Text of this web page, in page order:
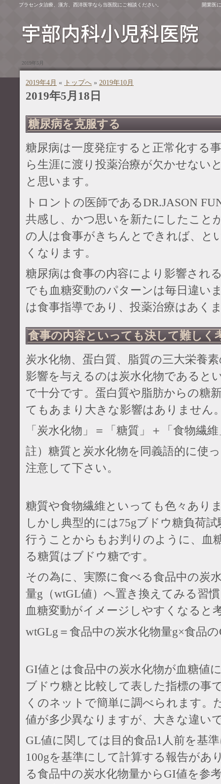
2019年5月
開業医
プラセンタ治療、漢方、西洋医学なら当医院にご相談ください。
2019年4月 « トップへ » 2019年10月
2019年5月18日
糖尿病を克服する
糖尿病は一度発症すると正常化する
ら生涯に渡り投薬治療が欠かせない
と思います。
トロントの医師であるDR.JASON
共感し、かつ思いを新たにしたこと
の人は食事がきちんとできれば、と
くなります。
糖尿病は食事の内容により影響され
でも血糖変動のパターンは毎日違い
は食事指導であり、投薬治療はあく
食事の内容といっても決して難しく
炭水化物、蛋白質、脂質の三大栄養
影響を与えるのは炭水化物であると
で十分です。蛋白質や脂肪からの糖
てもあまり大きな影響はありません
「炭水化物」＝「糖質」＋「食物繊
註）糖質と炭水化物を同義語的に使
注意して下さい。
糖質や食物繊維といっても色々あり
しかし典型的には75gブドウ糖負荷
行うことからもお判りのように、血
る糖質はブドウ糖です。
その為に、実際に食べる食品中の炭
量g（wtGL値）へ置き換えてみる習
血糖変動がイメージしやすくなると
wtGLg＝食品中の炭水化物量g×食品
GI値とは食品中の炭水化物が血糖値
ブドウ糖と比較して表した指標の事
くのネットで簡単に調べられます。
値が多少異なりますが、大きな違い
GL値に関しては目的食品1人前を基
100gを基準にして計算する報告があ
る食品中の炭水化物量からGI値を参